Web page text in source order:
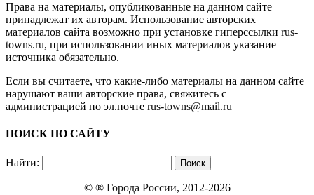
Права на материалы, опубликованные на данном сайте
принадлежат их авторам. Использование авторских
материалов сайта возможно при установке гиперссылки rus-
towns.ru, при использовании иных материалов указание
источника обязательно.
Если вы считаете, что какие-либо материалы на данном сайте
нарушают ваши авторские права, свяжитесь с
администрацией по эл.почте rus-towns@mail.ru
ПОИСК ПО САЙТУ
Найти:
© ® Города России, 2012-2026